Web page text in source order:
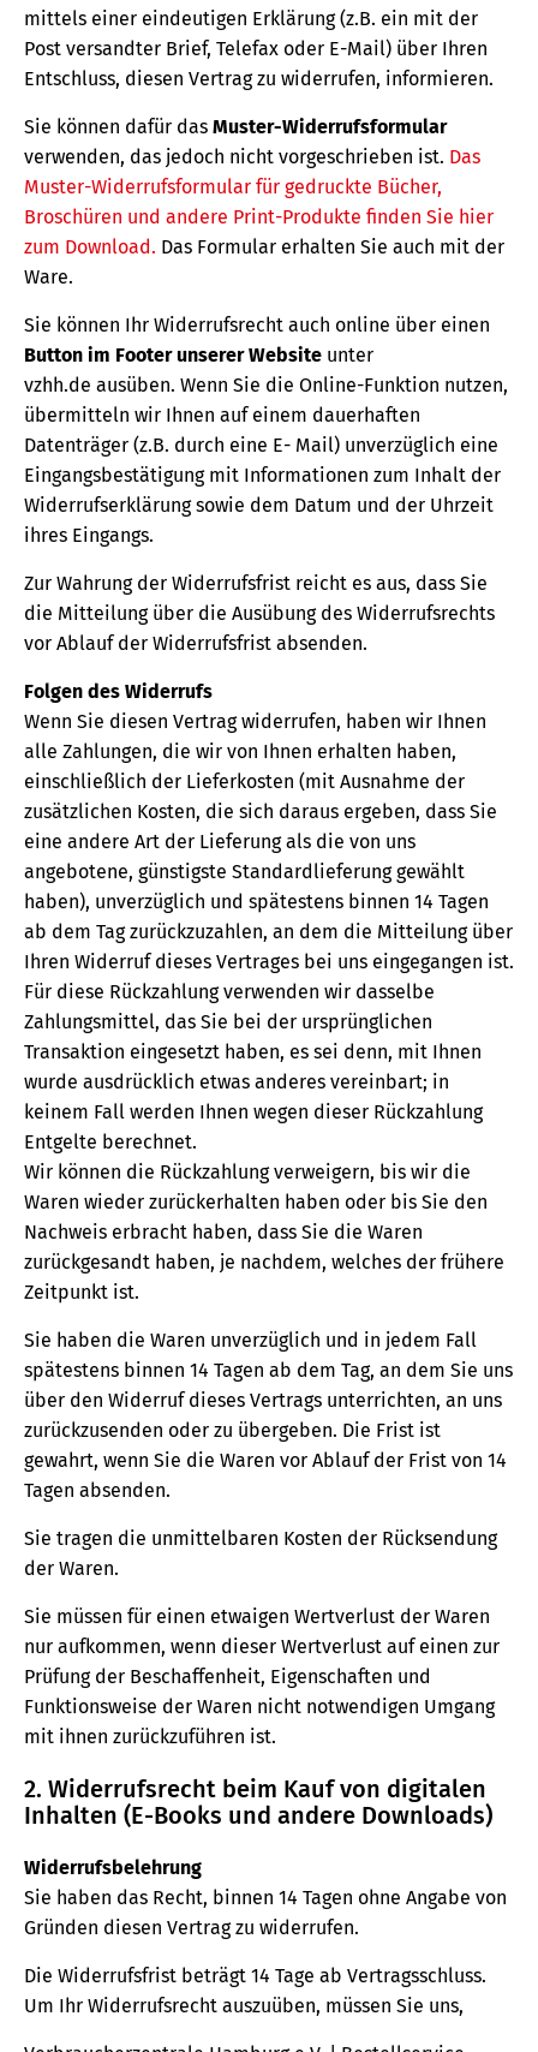
mittels einer eindeutigen Erklärung (z.B. ein mit der
Post versandter Brief, Telefax oder E-Mail) über Ihren
Entschluss, diesen Vertrag zu widerrufen, informieren.
Sie können dafür das Muster-Widerrufsformular
verwenden, das jedoch nicht vorgeschrieben ist. Das
Muster-Widerrufsformular für gedruckte Bücher,
Broschüren und andere Print-Produkte finden Sie hier
zum Download. Das Formular erhalten Sie auch mit der
Ware.
Sie können Ihr Widerrufsrecht auch online über einen
Button im Footer unserer Website unter
vzhh.de ausüben. Wenn Sie die Online-Funktion nutzen,
übermitteln wir Ihnen auf einem dauerhaften
Datenträger (z.B. durch eine E- Mail) unverzüglich eine
Eingangsbestätigung mit Informationen zum Inhalt der
Widerrufserklärung sowie dem Datum und der Uhrzeit
ihres Eingangs.
Zur Wahrung der Widerrufsfrist reicht es aus, dass Sie
die Mitteilung über die Ausübung des Widerrufsrechts
vor Ablauf der Widerrufsfrist absenden.
Folgen des Widerrufs
Wenn Sie diesen Vertrag widerrufen, haben wir Ihnen
alle Zahlungen, die wir von Ihnen erhalten haben,
einschließlich der Lieferkosten (mit Ausnahme der
zusätzlichen Kosten, die sich daraus ergeben, dass Sie
eine andere Art der Lieferung als die von uns
angebotene, günstigste Standardlieferung gewählt
haben), unverzüglich und spätestens binnen 14 Tagen
ab dem Tag zurückzuzahlen, an dem die Mitteilung über
Ihren Widerruf dieses Vertrages bei uns eingegangen ist.
Für diese Rückzahlung verwenden wir dasselbe
Zahlungsmittel, das Sie bei der ursprünglichen
Transaktion eingesetzt haben, es sei denn, mit Ihnen
wurde ausdrücklich etwas anderes vereinbart; in
keinem Fall werden Ihnen wegen dieser Rückzahlung
Entgelte berechnet.
Wir können die Rückzahlung verweigern, bis wir die
Waren wieder zurückerhalten haben oder bis Sie den
Nachweis erbracht haben, dass Sie die Waren
zurückgesandt haben, je nachdem, welches der frühere
Zeitpunkt ist.
Sie haben die Waren unverzüglich und in jedem Fall
spätestens binnen 14 Tagen ab dem Tag, an dem Sie uns
über den Widerruf dieses Vertrags unterrichten, an uns
zurückzusenden oder zu übergeben. Die Frist ist
gewahrt, wenn Sie die Waren vor Ablauf der Frist von 14
Tagen absenden.
Sie tragen die unmittelbaren Kosten der Rücksendung
der Waren.
Sie müssen für einen etwaigen Wertverlust der Waren
nur aufkommen, wenn dieser Wertverlust auf einen zur
Prüfung der Beschaffenheit, Eigenschaften und
Funktionsweise der Waren nicht notwendigen Umgang
mit ihnen zurückzuführen ist.
2. Widerrufsrecht beim Kauf von digitalen
Inhalten (E-Books und andere Downloads)
Widerrufsbelehrung
Sie haben das Recht, binnen 14 Tagen ohne Angabe von
Gründen diesen Vertrag zu widerrufen.
Die Widerrufsfrist beträgt 14 Tage ab Vertragsschluss.
Um Ihr Widerrufsrecht auszuüben, müssen Sie uns,